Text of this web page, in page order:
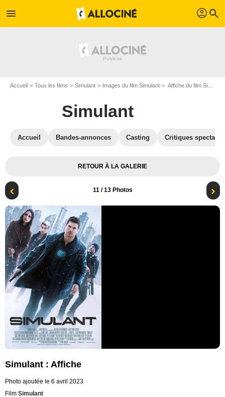
menu profil search
Accueil Tous les films Simulant Images du film Simulant Affiche du film Simulant - Photo 11
Simulant
Accueil Bandes-annonces Casting Critiques
RETOUR À LA GALERIE
11/ 13 Photos
Simulant : Affiche
Photo ajoutée le 6 avril 2023
Film Simulant